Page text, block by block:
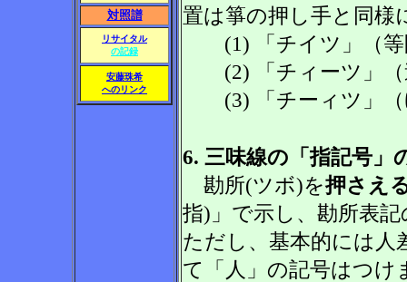
置は箏の押し手と同様
(1) 「チイツ」（等
(2) 「チィーツ」（
(3) 「チーィツ」（
6. 三味線の「指記号」
勘所(ツボ)を押さえ
指)」で示し、勘所表記
ただし、基本的には人
て「人」の記号はつけ
対照譜
リサイタル
の記録
安藤珠希
へのリンク